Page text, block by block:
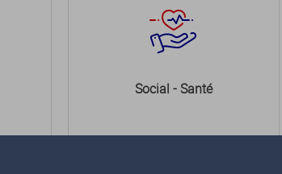
Social - Santé